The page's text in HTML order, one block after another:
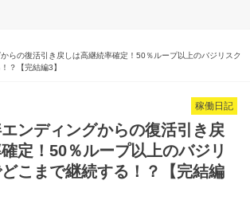
らの復活引き戻しは高継続率確定！50％ループ以上のバジリスク
？【完結編3】
稼働日記
ンディングからの復活引き戻
定！50％ループ以上のバジリ
こまで継続する！？【完結編